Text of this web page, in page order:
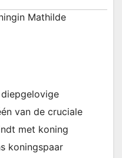
Mathilde
van de cruciale
met koning
koningspaar